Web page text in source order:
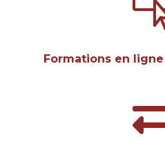
Formations en